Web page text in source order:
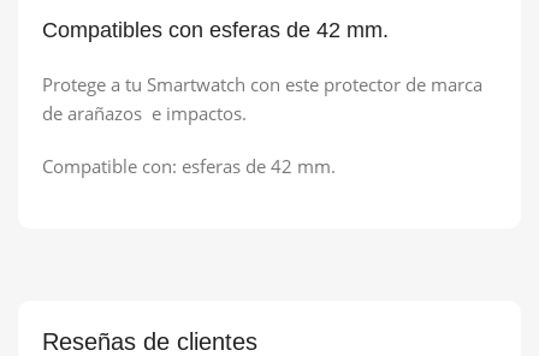
Compatibles con esferas de 42 mm.
Protege a tu Smartwatch con este protector de marca
de arañazos e impactos.
Compatible con: esferas de 42 mm.
Reseñas de clientes